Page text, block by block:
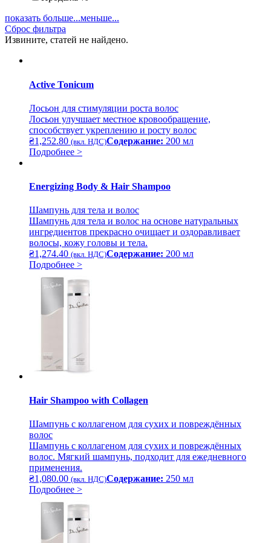
показать больше...меньше...
Сброс фильтра
Извините, статей не найдено.
Active Tonicum
Лосьон для стимуляции роста волос
Лосьон улучшает местное кровообращение,
способствует укреплению и росту волос
₴1,252.80 (вкл. НДС)Содержание: 200 мл
Подробнее >
Energizing Body & Hair Shampoo
Шампунь для тела и волос
Шампунь для тела и волос на основе натуральных
ингредиентов прекрасно очищает и оздоравливает
волосы, кожу головы и тела.
₴1,274.40 (вкл. НДС)Содержание: 200 мл
Подробнее >
Hair Shampoo with Collagen
Шампунь с коллагеном для сухих и повреждённых
волос
Шампунь с коллагеном для сухих и повреждённых
волос. Мягкий шампунь, подходит для ежедневного
применения.
₴1,080.00 (вкл. НДС)Содержание: 250 мл
Подробнее >